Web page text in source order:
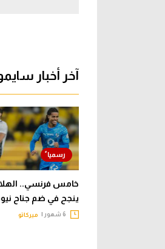
آخر أخبار
خامس فرنسي..
ينجح في ضم جناح
ميركاتو